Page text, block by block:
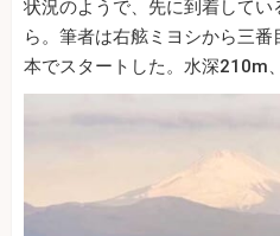
状況のようで、先に到着して
ら。筆者は右舷ミヨシから三
本でスタートした。水深210m